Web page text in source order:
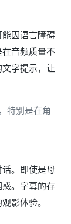
因语言障碍
音频质量不
字提示，让
特别是在角
。即使是母
。字幕的存
影体验。